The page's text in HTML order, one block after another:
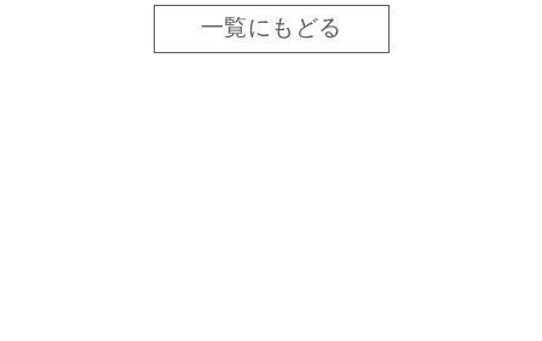
一覧にもどる